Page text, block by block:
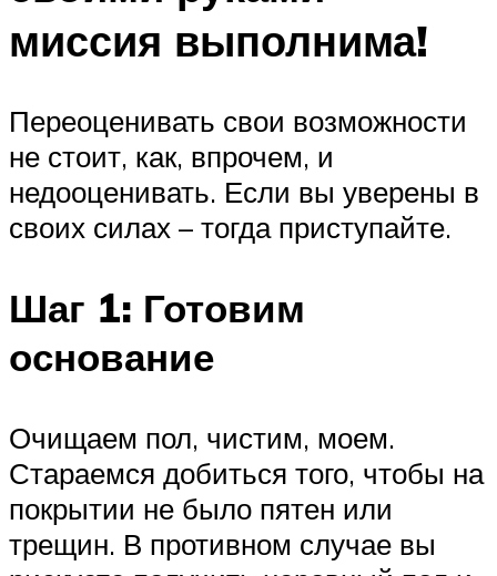
миссия выполнима!
Переоценивать свои возможности
не стоит, как, впрочем, и
недооценивать. Если вы уверены в
своих силах – тогда приступайте.
Шаг 1: Готовим
основание
Очищаем пол, чистим, моем.
Стараемся добиться того, чтобы на
покрытии не было пятен или
трещин. В противном случае вы